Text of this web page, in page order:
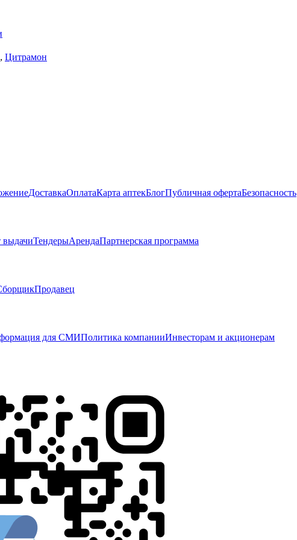
, Цитрамон
ДоставкаОплатаКарта аптекБлогПубличная офертаБезопасность
выдачиТендерыАрендаПартнерская программа
Продавец
для СМИПолитика компанииИнвесторам и акционерам